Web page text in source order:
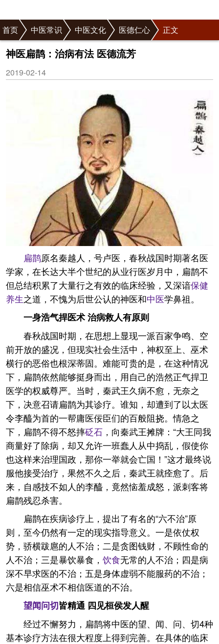
首页 中医常识 中医文化 医德仁心 正文
神医扁鹊：治病有法 医德流芳
2019-02-14
扁鹊原名秦越人，号卢医，春秋战国时期著名医
学家，在长达大半个世纪的从业行医岁月中，扁鹊不
但总结积累了大量行之有效的临床经验，又深谙保健
养生之道，不愧为后世公认的神医和中医学鼻祖。
一身浩气捍医术 治病救人有原则
春秋战国时期，在思想上显现一派百家争鸣、空
前开放的盛况，但现实社会生活中，神权至上、巫术
横行的恶俗也根深蒂固。难能可贵的是，在这种情况
下，扁鹊依然能够挺身而出，用自己的浩然正气捍卫
医学的权威尊严。当时，秦武王久病不愈，无奈之
下，决意召请扁鹊为其诊疗。谁知，却遭到了以太医
令李醯为首的一帮庸医佞臣们的百般阻挠。情急之
下，扁鹊不得不怒摔砭石 ，向秦武王摊牌：“大王同我
商量好了除病，却又允许一班蠢人从中捣乱，假使你
也这样来治理国政，那你一举就会亡国！”这才最终说
服他接受治疗，果然不久之后，秦武王就痊愈了。后
来，自感技不如人的李醯，竟然恼羞成怒，派刺客将
扁鹊残忍杀害。
扁鹊在疾病诊疗上，提出了有名的“六不治”原
则，至今仍然有一定的现实指导意义。一是依仗权
势，骄横跋扈的人不治；二是贪图钱财，不顾性命的
人不治；三是暴饮暴食， 饮食无常的人不治；四是病
深不早求医的不治；五是身体虚弱不能服药的不治；
六是相信巫术不相信医道的不治。
望闻问切皆精通 四见桓侯发人醒
经过不懈努力，扁鹊将中医的望、闻、问、切4种
基本诊疗方法在很大程度上得到完善。在具体的临床